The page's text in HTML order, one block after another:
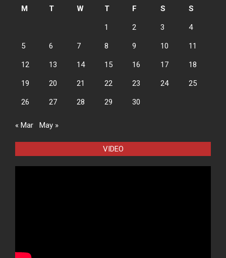
M
T W T F S S
1 2 3 4
5 6 7 8 9 10 11
12 13 14 15 16 17 18
19 20 21 22 23 24 25
26 27 28 29 30
« Mar May »
VIDEO